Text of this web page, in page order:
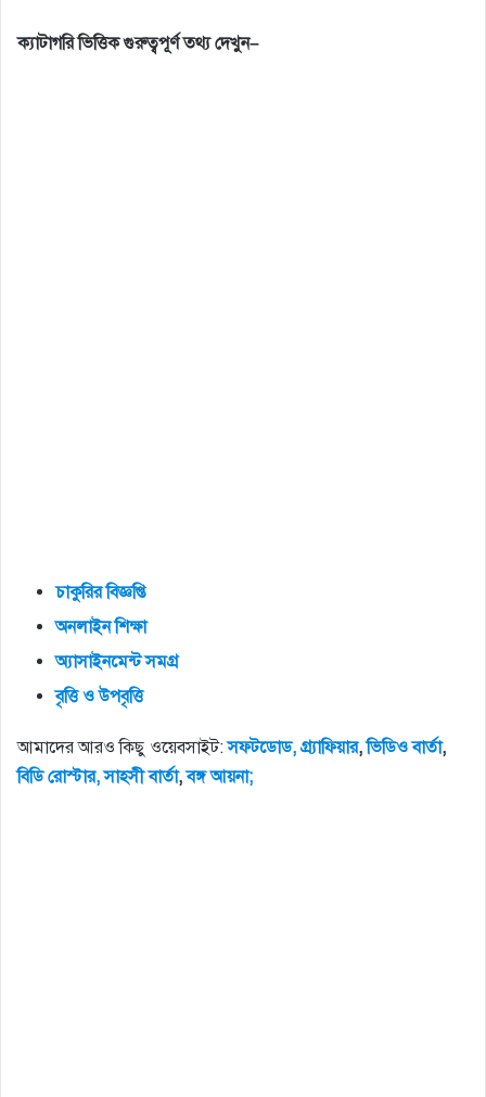
ক্যাটাগরি ভিত্তিক গুরুত্বপূর্ণ তথ্য দেখুন–
চাকুরির বিজ্ঞপ্তি
অনলাইন শিক্ষা
অ্যাসাইনমেন্ট সমগ্র
বৃত্তি ও উপবৃত্তি
আমাদের আরও কিছু ওয়েবসাইট:সফটডোড, গ্র্যাফিয়ার,ভিডিওবার্তা,
বিডিরোস্টার, সাহসীবার্তা,বঙ্গআয়না;